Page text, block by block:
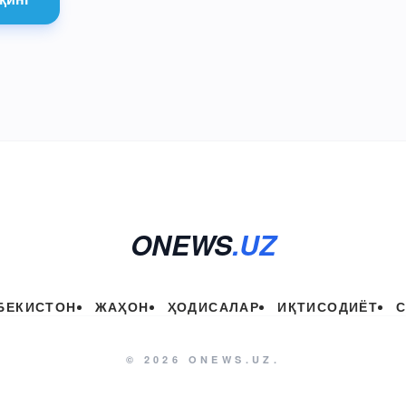
ONEWS.UZ
ЖАҲОН ҲОДИСАЛАР ИҚТИСОДИЁТ
© 2026 ONEWS.UZ.